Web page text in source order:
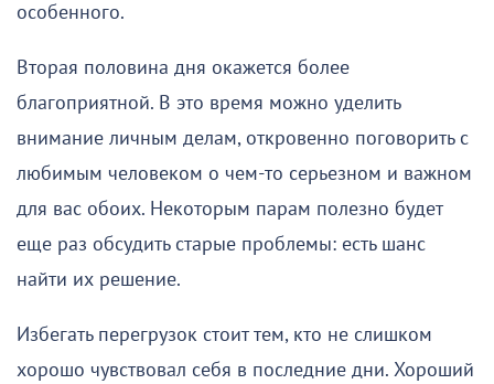
особенного.
Вторая половина дня окажется более
благоприятной. В это время можно уделить
внимание личным делам, откровенно поговорить с
любимым человеком о чем-то серьезном и важном
для вас обоих. Некоторым парам полезно будет
еще раз обсудить старые проблемы: есть шанс
найти их решение.
Избегать перегрузок стоит тем, кто не слишком
хорошо чувствовал себя в последние дни. Хороший